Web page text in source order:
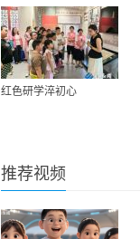
红色研学淬初心
推荐视频